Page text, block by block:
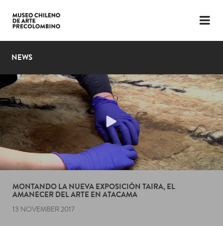
LANGUAGE
PLAN YOUR VISIT
EXHIBITIONS
COLLECTION
THE MUSEUM
NEWS
LATEST VIDEOS
NEWS
MONTANDO LA NUEVA EXPOSICIÓN TAIRA, EL
AMANECER DEL ARTE EN ATACAMA
13 NOVEMBER 2017